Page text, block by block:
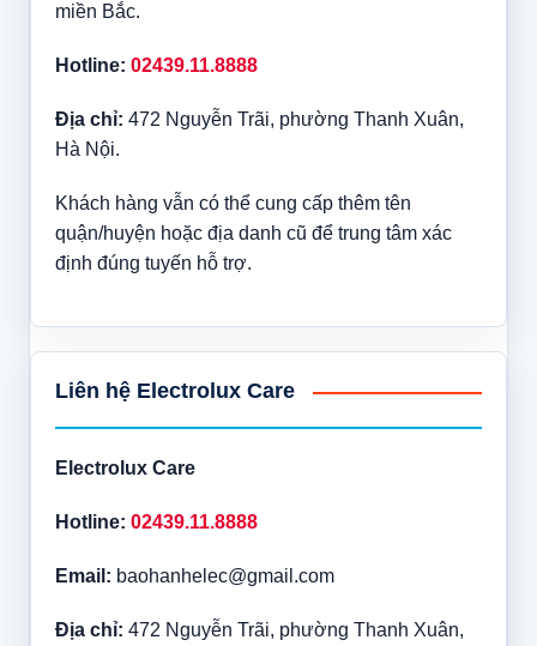
miền Bắc.
Hotline: 02439.11.8888
Địa chỉ: 472 Nguyễn Trãi, phường Thanh Xuân,
Hà Nội.
Khách hàng vẫn có thể cung cấp thêm tên
quận/huyện hoặc địa danh cũ để trung tâm xác
định đúng tuyến hỗ trợ.
Liên hệ Electrolux Care
Electrolux Care
Hotline: 02439.11.8888
Email: baohanhelec@gmail.com
Địa chỉ: 472 Nguyễn Trãi, phường Thanh Xuân,